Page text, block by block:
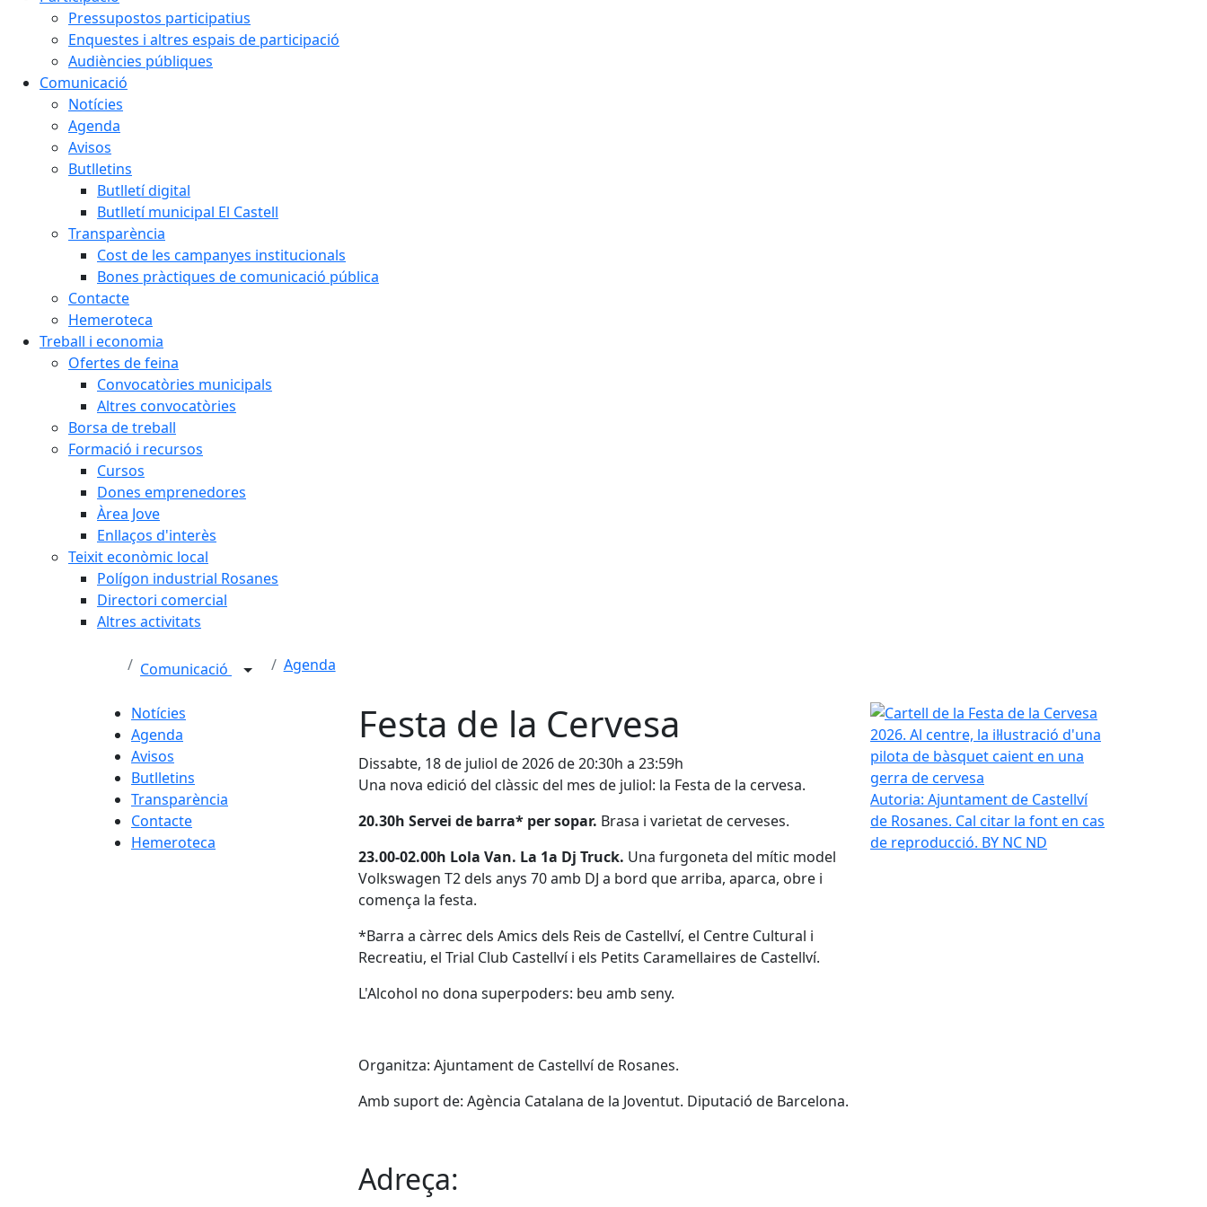
Pressupostos participatius
Enquestes i altres espais de participació
Audiències públiques
Comunicació
Notícies
Agenda
Avisos
Butlletins
Butlletí digital
Butlletí municipal El Castell
Transparència
Cost de les campanyes institucionals
Bones pràctiques de comunicació pública
Contacte
Hemeroteca
Treball i economia
Ofertes de feina
Convocatòries municipals
Altres convocatòries
Borsa de treball
Formació i recursos
Cursos
Dones emprenedores
Àrea Jove
Enllaços d'interès
Teixit econòmic local
Polígon industrial Rosanes
Directori comercial
Altres activitats
Comunicació Agenda
Notícies
Agenda
Avisos
Butlletins
Transparència
Contacte
Hemeroteca
Festa de la Cervesa
Dissabte, 18 de juliol de 2026 de 20:30h a 23:59h
Una nova edició del clàssic del mes de juliol: la Festa de la cervesa.
20.30h Servei de barra* per sopar. Brasa i varietat de cerveses.
23.00-02.00h Lola Van. La 1a Dj Truck. Una furgoneta del mític model
Volkswagen T2 dels anys 70 amb DJ a bord que arriba, aparca, obre i
comença la festa.
*Barra a càrrec dels Amics dels Reis de Castellví, el Centre Cultural i
Recreatiu, el Trial Club Castellví i els Petits Caramellaires de Castellví.
L'Alcohol no dona superpoders: beu amb seny.
Organitza: Ajuntament de Castellví de Rosanes.
Amb suport de: Agència Catalana de la Joventut. Diputació de Barcelona.
Adreça:
Cartell de la Festa de la Cervesa 2026. Al centre,
Autoria: Ajuntament de Castellví
de Rosanes. Cal citar la font en cas
de reproducció. BY NC ND